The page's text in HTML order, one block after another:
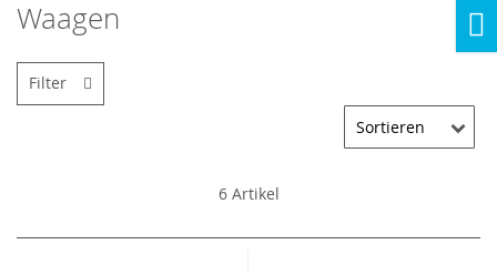
Waagen
6Artikel
Filter